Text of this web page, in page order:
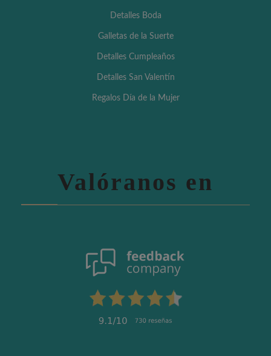
Detalles Boda
Galletas de la Suerte
Detalles Cumpleaños
Detalles San Valentín
Regalos Día de la Mujer
Valóranos en